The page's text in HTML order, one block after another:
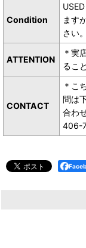
Condition
ます
さい。
ATTENTION
＊実
るこ
CONTACT
＊こ
問は
合わ
406-